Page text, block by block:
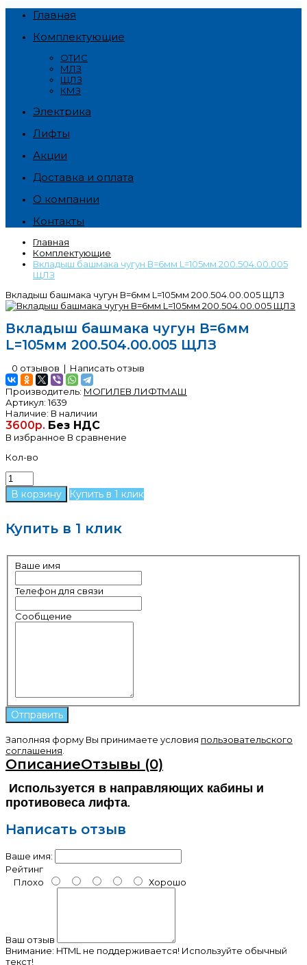
Главная
Комплектующие
ОТИС
МЛЗ
ЩЛЗ
КМЗ
Электрика
Лифты
Акции
Доставка и оплата
О компании
Контакты
Главная
Комплектующие
Вкладыш башмака чугун В=6мм L=105мм 200.504.00.005
ЩЛЗ
Вкладыш башмака чугун В=6мм L=105мм 200.504.00.005 ЩЛЗ
Вкладыш башмака чугун В=6мм
L=105мм 200.504.00.005 ЩЛЗ
0 отзывов | Написать отзыв
Производитель: МОГИЛЕВ ЛИФТМАШ
Артикул:1639
Наличие: В наличии
3600р. Без НДС
В избранное В сравнение
Кол-во
Купить в 1 клик
Купить в 1 клик
Ваше имя
Телефон для связи
Сообщение
Заполняя форму Вы принимаете условия пользовательского
соглашения
ОписаниеОтзывы (0)
Используется в направляющих кабины и
противовеса лифта.
Написать отзыв
Ваше имя:
Рейтинг
Плохо
Хорошо
Ваш отзыв
Внимание: HTML не поддерживается! Используйте обычный
текст!